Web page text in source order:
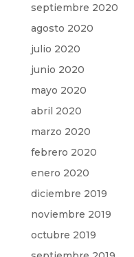
septiembre 2020
agosto 2020
julio 2020
junio 2020
mayo 2020
abril 2020
marzo 2020
febrero 2020
enero 2020
diciembre 2019
noviembre 2019
octubre 2019